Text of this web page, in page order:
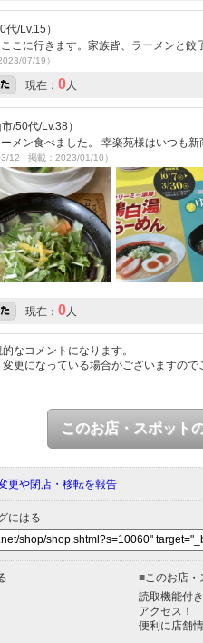
/Lv.15）
こに行きます。家族皆、ラーメンと
07/19）
現在： 0 人
/50代/Lv.38）
メン食べました。 幸楽苑様はいつも
12 掲載：2023/01/10）
現在： 0 人
なコメントになります。
更になっている場合がございますので
このお店・スポット
更や閉店・移転を報告
にはる
■ このお店
読取機能付
アクセス！
便利に店舗